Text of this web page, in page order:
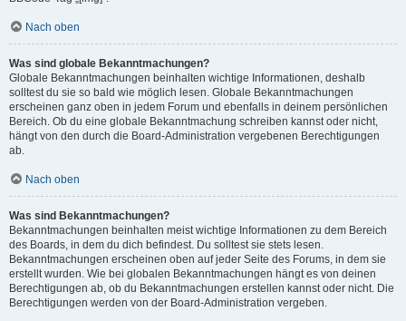
Nach oben
Was sind globale Bekanntmachungen?
Globale Bekanntmachungen beinhalten wichtige Informationen, deshalb
solltest du sie so bald wie möglich lesen. Globale Bekanntmachungen
erscheinen ganz oben in jedem Forum und ebenfalls in deinem persönlichen
Bereich. Ob du eine globale Bekanntmachung schreiben kannst oder nicht,
hängt von den durch die Board-Administration vergebenen Berechtigungen
ab.
Nach oben
Was sind Bekanntmachungen?
Bekanntmachungen beinhalten meist wichtige Informationen zu dem Bereich
des Boards, in dem du dich befindest. Du solltest sie stets lesen.
Bekanntmachungen erscheinen oben auf jeder Seite des Forums, in dem sie
erstellt wurden. Wie bei globalen Bekanntmachungen hängt es von deinen
Berechtigungen ab, ob du Bekanntmachungen erstellen kannst oder nicht. Die
Berechtigungen werden von der Board-Administration vergeben.